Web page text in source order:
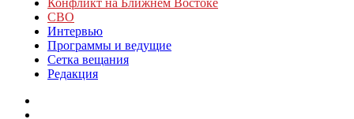
Конфликт на Ближнем Востоке
СВО
Интервью
Программы и ведущие
Сетка вещания
Редакция